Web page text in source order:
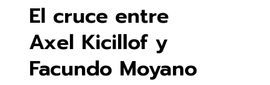
El cruce entre
Axel Kicillof y
Facundo Moyano